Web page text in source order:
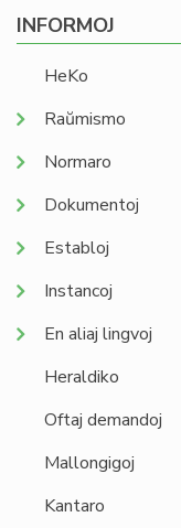
INFORMOJ
HeKo
Raŭmismo
Normaro
Dokumentoj
Establoj
Instancoj
En aliaj lingvoj
Heraldiko
Oftaj demandoj
Mallongigoj
Kantaro